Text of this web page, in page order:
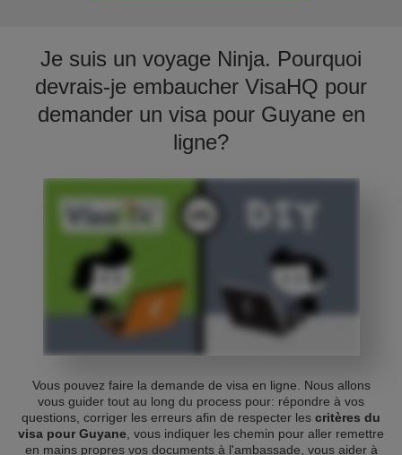
Je suis un voyage Ninja. Pourquoi
devrais-je embaucher VisaHQ pour
demander un visa pour Guyane en
ligne?
Vous pouvez faire la demande de visa en ligne. Nous allons
vous guider tout au long du process pour: répondre à vos
questions, corriger les erreurs afin de respecter les critères du
visa pour Guyane , vous indiquer les chemin pour aller remettre
en mains propres vos documents à l'ambassade, vous aider à